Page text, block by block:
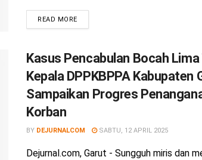
READ MORE
Kasus Pencabulan Bocah Lima
Kepala DPPKBPPA Kabupaten
Sampaikan Progres
Korban
BY DEJURNALCOM SABTU, 12 APRIL 2025
Dejurnal.com, Garut - Sungguh miris dan